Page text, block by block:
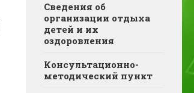
Сведения об
организации отдыха
детей и их
оздоровления
Консультационно-
методический пункт